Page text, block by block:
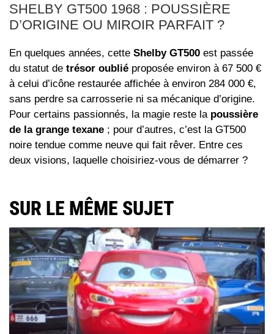
SHELBY GT500 1968 : POUSSIÈRE
D’ORIGINE OU MIROIR PARFAIT ?
En quelques années, cette Shelby GT500 est passée
du statut de trésor oublié proposée environ à 67 500 €
à celui d’icône restaurée affichée à environ 284 000 €,
sans perdre sa carrosserie ni sa mécanique d’origine.
Pour certains passionnés, la magie reste la poussière
de la grange texane ; pour d’autres, c’est la GT500
noire tendue comme neuve qui fait rêver. Entre ces
deux visions, laquelle choisiriez-vous de démarrer ?
SUR LE MÊME SUJET